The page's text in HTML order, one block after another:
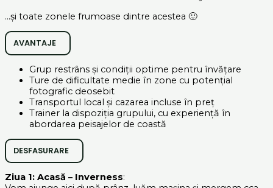
...și toate zonele frumoase dintre acestea 🙂
AVANTAJE
Grup restrâns și condiții optime pentru învățare
Ture de dificultate medie în zone cu potențial
fotografic deosebit
Transportul local și cazarea incluse în preț
Trainer la dispoziția grupului, cu experiență în
abordarea peisajelor de coastă
DESFASURARE
Ziua 1: Acasă – Inverness: